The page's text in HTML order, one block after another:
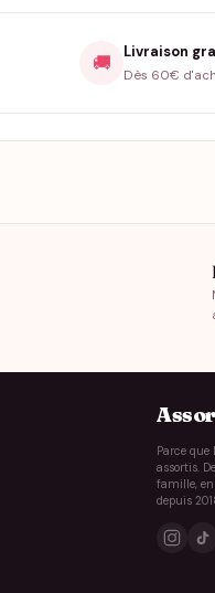
🚚 Livraison
Dès 60€
Parce
assortis.
famille, en
depuis